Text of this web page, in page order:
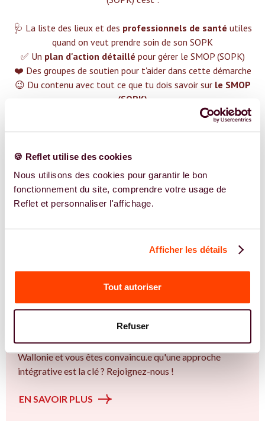
🍪 Reflet utilise des cookies
Nous utilisons des cookies pour garantir le bon
fonctionnement du site, comprendre votre usage de
Reflet et personnaliser l'affichage.
Afficher les détails
Tout autoriser
Refuser
🩺 La liste des lieux et des professionnels de santé utiles
quand on veut prendre soin de son SOPK
✅ Un plan d'action détaillé pour gérer le SMOP (SOPK)
❤️ Des groupes de soutien pour t'aider dans cette démarche
😉 Du contenu avec tout ce que tu dois savoir sur le SMOP
(SOPK)
Plus de 400 femmes déjà accompagnées !
Vous êtes Sage Femme expert.e.s en SMOP
l'accompagnement des femmes et des couples sur la
thématique de la fertilité et particulièrement sur le Bien
plus qu’un trouble de la fertilité. Vous êtes à Mons ou en
Wallonie et vous êtes convaincu.e qu'une approche
intégrative est la clé ? Rejoignez-nous !
EN SAVOIR PLUS